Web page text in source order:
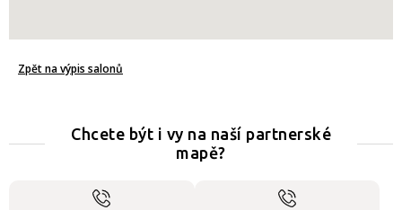
Zpět na výpis salonů
Chcete být i vy na naší partnerské
mapě?